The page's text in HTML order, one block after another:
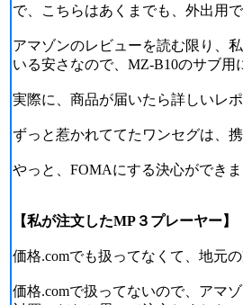
で、こちらはあくまでも、外出用で
アマゾンのレビューを読む限り、
いる安さなので、MZ-B10のサブ
実際に、商品が届いたら詳しいレ
ずっと惹かれててたワンセグは、
やっと、FOMAにする決心ができま
【私が注文したMP３プレーヤー】
価格.comでも扱ってなくて、地元
価格.comで扱ってないので、アマ